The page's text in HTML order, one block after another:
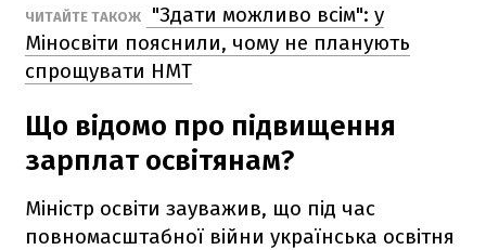
ЧИТАЙТЕ ТАКОЖ
"Здати можливо всім": у
Міносвіти пояснили, чому не планують
спрощувати НМТ
Що відомо про підвищення
зарплат освітянам?
Міністр освіти зауважив, що під час
повномасштабної війни українська освітня